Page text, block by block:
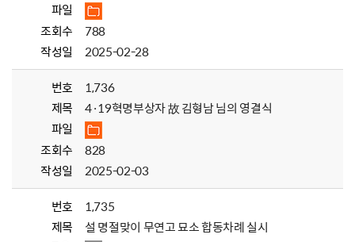
파일
조회수
788
작성일
2025-02-28
번호
1,736
제목
4·19혁명부상자 故 김형남 님의 영결식
파일
조회수
828
작성일
2025-02-03
번호
1,735
제목
설 명절맞이 무연고 묘소 합동차례 실시